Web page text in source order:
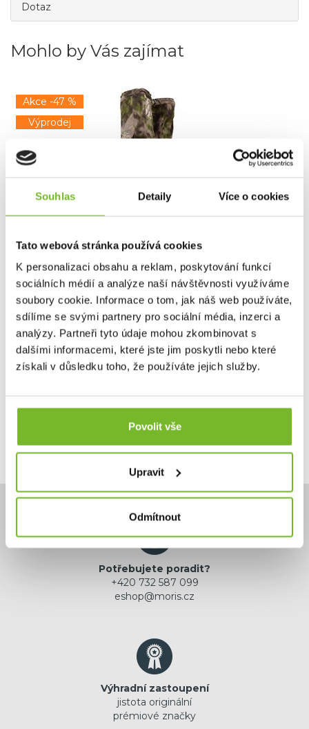
Souhlas Detaily Více o cookies
Tato webová stránka používá cookies
K personalizaci obsahu a reklam, poskytování funkcí
sociálních médií a analýze naší návštěvnosti využíváme
soubory cookie. Informace o tom, jak náš web používáte,
sdílíme se svými partnery pro sociální média, inzerci a
analýzy. Partneři tyto údaje mohou zkombinovat s
dalšími informacemi, které jste jim poskytli nebo které
získali v důsledku toho, že používáte jejich služby.
Povolit vše
Upravit
Odmítnout
Dotaz
Mohlo by Vás zajímat
Akce -47 %
Výprodej
Návleky Kryptek Petra II Altitude L
66,87 €
125,10 €
Skladem: posledních 3 ks
Potřebujete poradit?
+420 732 587 099
eshop@moris.cz
Výhradní zastoupení
jistota originální
prémiové značky